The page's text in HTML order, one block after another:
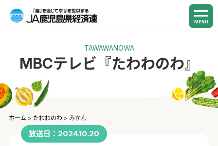
MENU
TAWAWANOWA
MBCテレビ『たわわのわ』
ホーム > たわわのわ > みかん
放送日：2024.10.20